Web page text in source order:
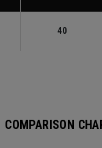
40
COMPARISON